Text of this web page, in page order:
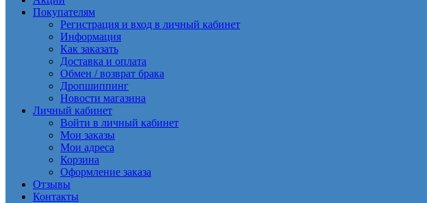
Покупателям
Регистрация и вход в личный кабинет
Информация
Как заказать
Доставка и оплата
Обмен / возврат брака
Дропшиппинг
Новости магазина
Личный кабинет
Войти в личный кабинет
Мои заказы
Мои адреса
Корзина
Оформление заказа
Отзывы
Контакты